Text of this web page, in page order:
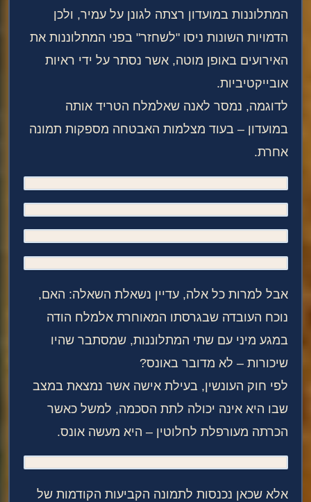
המתלוננות במועדון רצתה לגונן על עמיר, ולכן
הדמויות השונות ניסו "לשחזר" בפני המתלוננות את
האירועים באופן מוטה, אשר נסתר על ידי ראיות
אובייקטיביות.
לדוגמה, נמסר לאנה שאלמלח הטריד אותה
במועדון – בעוד מצלמות האבטחה מספקות תמונה
אחרת.
אבל למרות כל אלה, עדיין נשאלת השאלה: האם,
נוכח העובדה שבגרסתו המאוחרת אלמלח הודה
במגע מיני עם שתי המתלוננות, שמסתבר שהיו
שיכורות – לא מדובר באונס?
לפי חוק העונשין, בעילת אישה אשר נמצאת במצב
שבו היא אינה יכולה לתת הסכמה, למשל כאשר
הכרתה מעורפלת לחלוטין – היא מעשה אונס.
אלא שכאן נכנסות לתמונה הקביעות הקודמות של